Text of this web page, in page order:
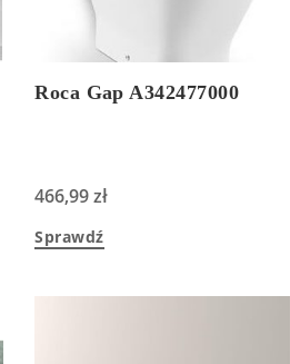
Roca Gap A342477000
466,99zł
Sprawdź